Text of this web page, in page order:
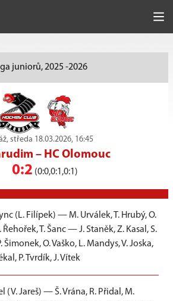
juniorů, 2025 -2026
středa 18.03.2026, 16:45
– HC Olomouc
0:2 (0:0,0:1,0:1)
(L. Filípek) — M. Urválek, T. Hrubý, O.
Řehořek, T. Šanc — J. Staněk, Z. Kasal, S.
Šimonek, O. Vaško, L. Mandys, V. Joska,
P. Tvrdík, J. Vítek
(V. Jareš) — Š. Vrána, R. Přidal, M.